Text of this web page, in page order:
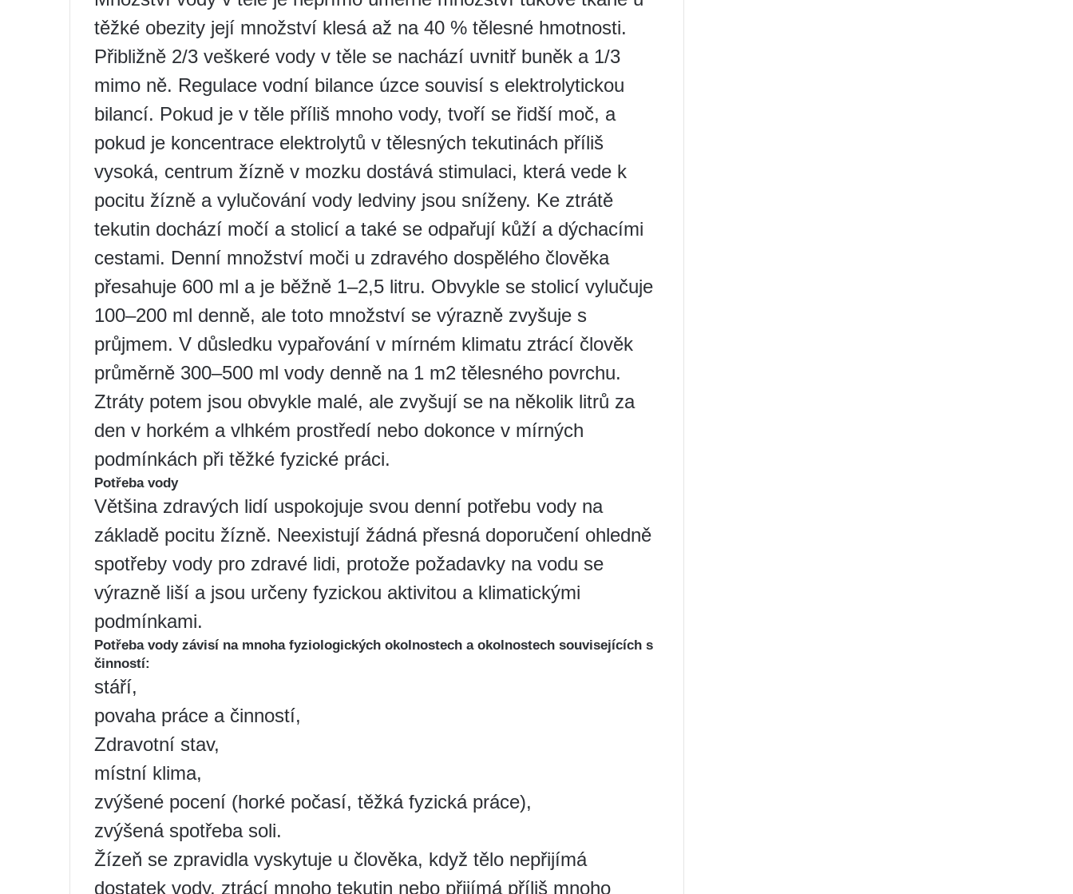
těžké obezity její množství klesá až na 40 % tělesné hmotnosti.
Přibližně 2/3 veškeré vody v těle se nachází uvnitř buněk a 1/3
mimo ně. Regulace vodní bilance úzce souvisí s elektrolytickou
bilancí. Pokud je v těle příliš mnoho vody, tvoří se řidší moč, a
pokud je koncentrace elektrolytů v tělesných tekutinách příliš
vysoká, centrum žízně v mozku dostává stimulaci, která vede k
pocitu žízně a vylučování vody ledviny jsou sníženy. Ke ztrátě
tekutin dochází močí a stolicí a také se odpařují kůží a dýchacími
cestami. Denní množství moči u zdravého dospělého člověka
přesahuje 600 ml a je běžně 1–2,5 litru. Obvykle se stolicí vylučuje
100–200 ml denně, ale toto množství se výrazně zvyšuje s
průjmem. V důsledku vypařování v mírném klimatu ztrácí člověk
průměrně 300–500 ml vody denně na 1 m2 tělesného povrchu.
Ztráty potem jsou obvykle malé, ale zvyšují se na několik litrů za
den v horkém a vlhkém prostředí nebo dokonce v mírných
podmínkách při těžké fyzické práci.
Potřeba vody
Většina zdravých lidí uspokojuje svou denní potřebu vody na
základě pocitu žízně. Neexistují žádná přesná doporučení ohledně
spotřeby vody pro zdravé lidi, protože požadavky na vodu se
výrazně liší a jsou určeny fyzickou aktivitou a klimatickými
podmínkami.
Potřeba vody závisí na mnoha fyziologických okolnostech a okolnostech souvisejících s
činností:
stáří,
povaha práce a činností,
Zdravotní stav,
místní klima,
zvýšené pocení (horké počasí, těžká fyzická práce),
zvýšená spotřeba soli.
Žízeň se zpravidla vyskytuje u člověka, když tělo nepřijímá
dostatek vody, ztrácí mnoho tekutin nebo přijímá příliš mnoho